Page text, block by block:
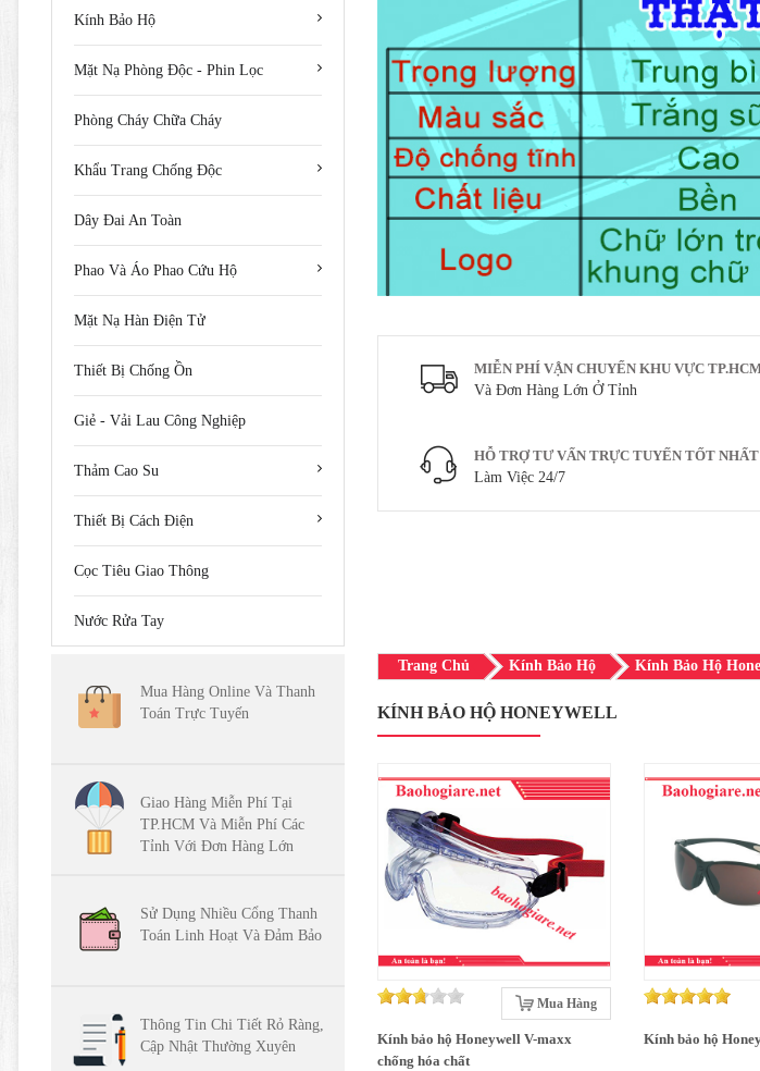
Kính Bảo Hộ
Mặt Nạ Phòng Độc - Phin Lọc
Phòng Cháy Chữa Cháy
Khẩu Trang Chống Độc
Dây Đai An Toàn
Phao Và Áo Phao Cứu Hộ
Mặt Nạ Hàn Điện Tử
Thiết Bị Chống Ồn
Giẻ - Vải Lau Công Nghiệp
Thảm Cao Su
Thiết Bị Cách Điện
Cọc Tiêu Giao Thông
Nước Rửa Tay
MIỄN PHÍ VẬN CHUYỂN KHU VỰC
Và Đơn Hàng Lớn Ở Tỉnh
HỖ TRỢ TƯ VẤN TRỰC TUYẾN TỐT
Làm Việc 24/7
Mua Hàng Online Và Thanh
Toán Trực Tuyến
Giao Hàng Miễn Phí Tại
TP.HCM Và Miễn Phí Các
Tỉnh Với Đơn Hàng Lớn
Sử Dụng Nhiều Cổng Thanh
Toán Linh Hoạt Và Đảm Bảo
Thông Tin Chi Tiết Rỏ Ràng,
Cập Nhật Thường Xuyên
Trang Chủ Kính Bảo Hộ Kính Bảo Hộ
KÍNH BẢO HỘ HONEYWELL
Mua Hàng
Kính bảo hộ Honeywell V-maxx
chống hóa chất
Kính bảo hộ